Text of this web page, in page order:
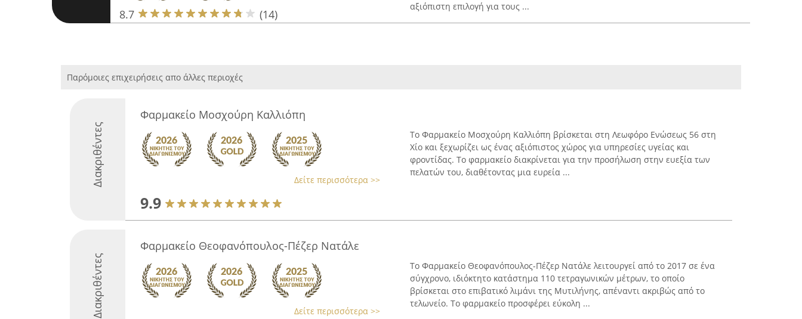
8.7 (14)
αξιόπιστη επιλογή για τους ...
Παρόμοιες επιχειρήσεις απο άλλες περιοχές
Διακριθέντες
Φαρμακείο Μοσχούρη Καλλιόπη
Δείτε περισσότερα >>
9.9
Το Φαρμακείο Μοσχούρη Καλλιόπη βρίσκεται στη Λεωφόρο Ενώσεως 56 στη
Χίο και ξεχωρίζει ως ένας αξιόπιστος χώρος για υπηρεσίες υγείας και
φροντίδας. Το φαρμακείο διακρίνεται για την προσήλωση στην ευεξία των
πελατών του, διαθέτοντας μια ευρεία ...
Διακριθέντες
Φαρμακείο Θεοφανόπουλος-Πέζερ Νατάλε
Δείτε περισσότερα >>
Το Φαρμακείο Θεοφανόπουλος-Πέζερ Νατάλε λειτουργεί από το 2017 σε ένα
σύγχρονο, ιδιόκτητο κατάστημα 110 τετραγωνικών μέτρων, το οποίο
βρίσκεται στο επιβατικό λιμάνι της Μυτιλήνης, απέναντι ακριβώς από το
τελωνείο. Το φαρμακείο προσφέρει εύκολη ...